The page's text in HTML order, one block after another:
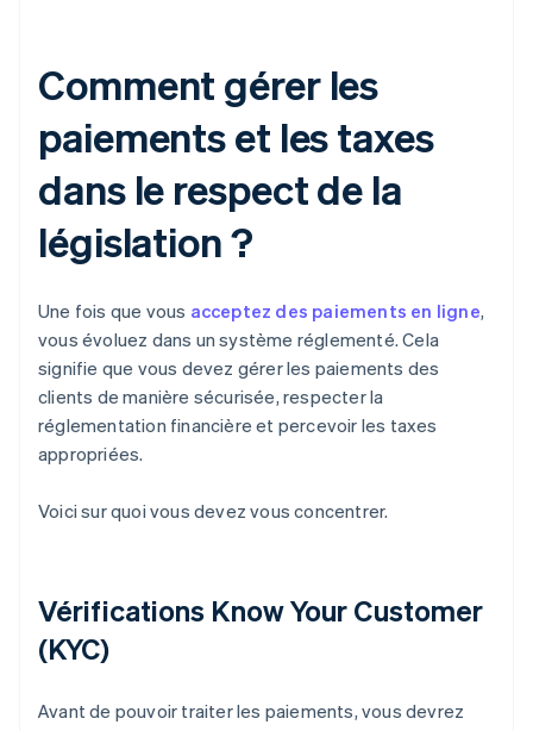
Comment gérer les
paiements et les taxes
dans le respect de la
législation ?
Une fois que vous acceptez des paiements en ligne,
vous évoluez dans un système réglementé. Cela
signifie que vous devez gérer les paiements des
clients de manière sécurisée, respecter la
réglementation financière et percevoir les taxes
appropriées.
Voici sur quoi vous devez vous concentrer.
Vérifications Know Your Customer
(KYC)
Avant de pouvoir traiter les paiements, vous devrez